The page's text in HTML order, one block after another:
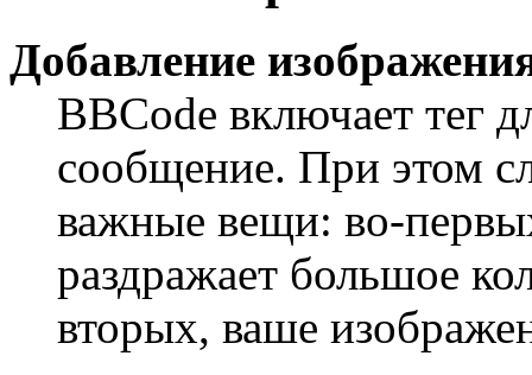
Добавление
BBCode включает тег
сообщение. При этом
важные вещи: во-
раздражает большое
вторых, ваше